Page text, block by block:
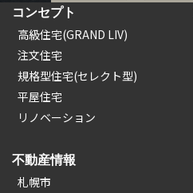
コンセプト
高級住宅(GRAND LIV)
注文住宅
規格型住宅(セレクト型)
平屋住宅
リノベーション
不動産情報
札幌市